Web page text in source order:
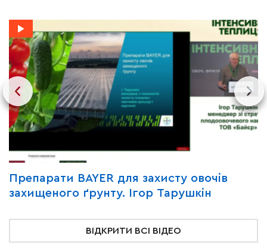
Препарати BAYER для захисту овочів
захищеного ґрунту. Ігор Тарушкін
ВІДКРИТИ ВСІ ВІДЕО